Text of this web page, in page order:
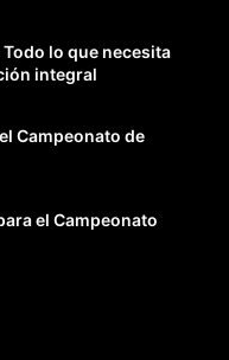
Todo lo que necesita
integral
Campeonato de
el Campeonato